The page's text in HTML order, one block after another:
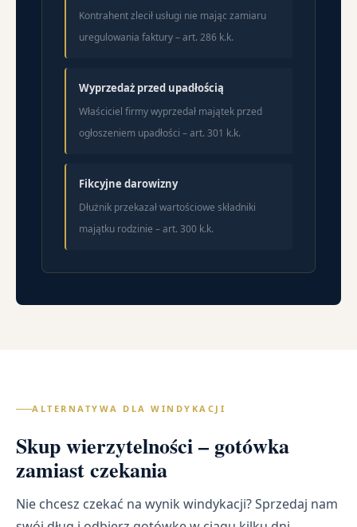
Kontrahent zlecił usługi nie mając zamiaru
uregulowania faktury – art. 286 k.k.
Wyprzedaż przed upadłością
Właściciel firmy wyprzedał majątek przed
ogłoszeniem upadłości – art. 301 k.k.
Fikcyjne darowizny
Dłużnik przekazał wartościowe składniki
majątku rodzinie – art. 300 k.k.
ALTERNATYWA DLA WINDYKACJI
Skup wierzytelności – gotówka
zamiast czekania
Nie chcesz czekać na wynik windykacji? Sprzedaj nam